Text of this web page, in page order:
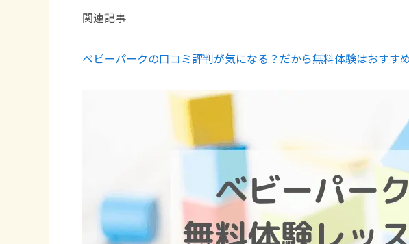
関連記事
ベビーパークの口コミ評判が気になる？だから無料体験はおすす